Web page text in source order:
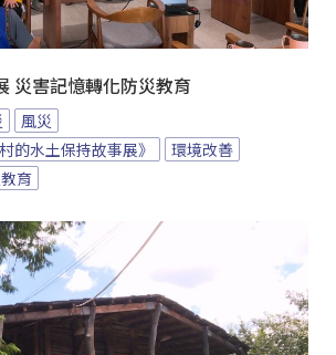
災害記憶轉化防災教育
風災
的水土保持故事展》
環境改善
育